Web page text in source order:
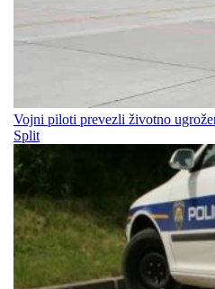
Vojni piloti prevezli životno
Split